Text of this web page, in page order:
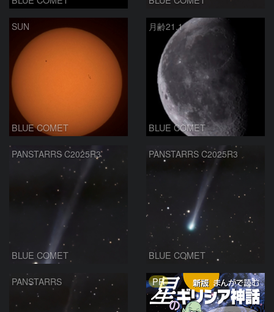
SUN
BLUE COMET
月齢21.1
BLUE COMET
PANSTARRS C2025R3
BLUE COMET
PANSTARRS C2025R3
BLUE COMET
PANSTARRS PR